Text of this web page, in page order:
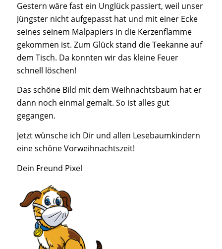
Gestern wäre fast ein Unglück passiert, weil unser
Jüngster nicht aufgepasst hat und mit einer Ecke
seines seinem Malpapiers in die Kerzenflamme
gekommen ist. Zum Glück stand die Teekanne auf
dem Tisch. Da konnten wir das kleine Feuer
schnell löschen!
Das schöne Bild mit dem Weihnachtsbaum hat er
dann noch einmal gemalt. So ist alles gut
gegangen.
Jetzt wünsche ich Dir und allen Lesebaumkindern
eine schöne Vorweihnachtszeit!
Dein Freund Pixel